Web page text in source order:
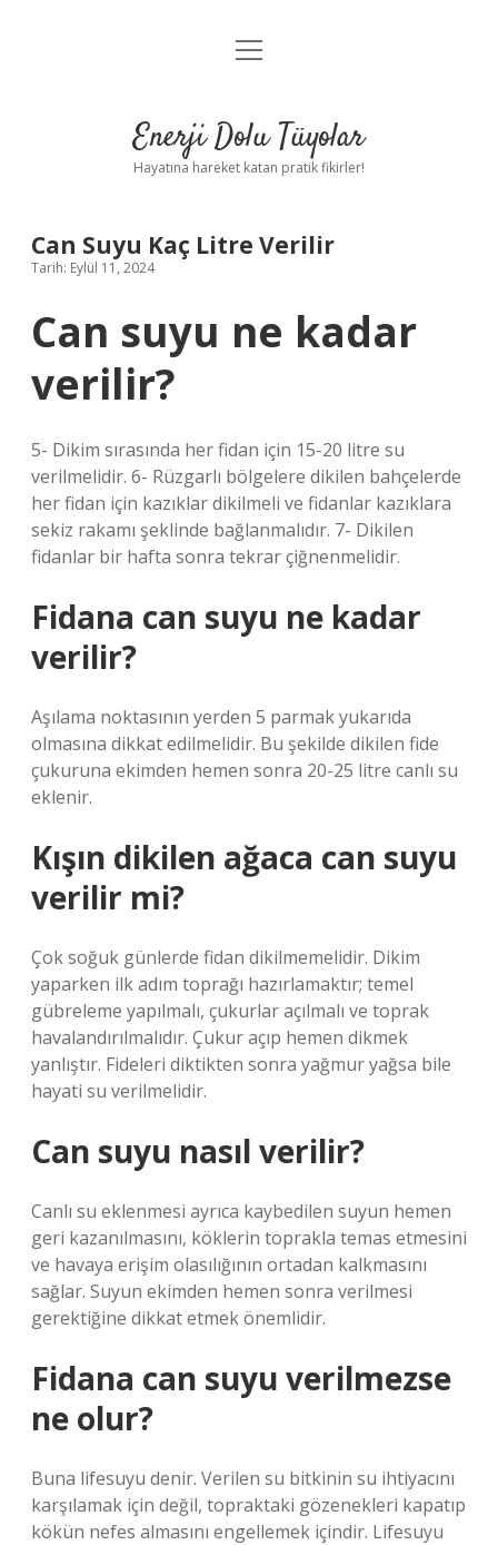
Anasayfa
Yasal Uyarı
menüyü
Enerji Dolu Tüyolar
Hayatına hareket katan pratik fikirler!
Can Suyu Kaç Litre Verilir
Tarih: Eylül 11, 2024
Can suyu ne kadar
verilir?
5- Dikim sırasında her fidan için 15-20 litre su
verilmelidir. 6- Rüzgarlı bölgelere dikilen bahçelerde
her fidan için kazıklar dikilmeli ve fidanlar kazıklara
sekiz rakamı şeklinde bağlanmalıdır. 7- Dikilen
fidanlar bir hafta sonra tekrar çiğnenmelidir.
Fidana can suyu ne kadar
verilir?
Aşılama noktasının yerden 5 parmak yukarıda
olmasına dikkat edilmelidir. Bu şekilde dikilen fide
çukuruna ekimden hemen sonra 20-25 litre canlı su
eklenir.
Kışın dikilen ağaca can suyu
verilir mi?
Çok soğuk günlerde fidan dikilmemelidir. Dikim
yaparken ilk adım toprağı hazırlamaktır; temel
gübreleme yapılmalı, çukurlar açılmalı ve toprak
havalandırılmalıdır. Çukur açıp hemen dikmek
yanlıştır. Fideleri diktikten sonra yağmur yağsa bile
hayati su verilmelidir.
Can suyu nasıl verilir?
Canlı su eklenmesi ayrıca kaybedilen suyun hemen
geri kazanılmasını, köklerin toprakla temas etmesini
ve havaya erişim olasılığının ortadan kalkmasını
sağlar. Suyun ekimden hemen sonra verilmesi
gerektiğine dikkat etmek önemlidir.
Fidana can suyu verilmezse
ne olur?
Buna lifesuyu denir. Verilen su bitkinin su ihtiyacını
karşılamak için değil, topraktaki gözenekleri kapatıp
kökün nefes almasını engellemek içindir. Lifesuyu